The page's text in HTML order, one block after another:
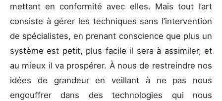
mettant en conformité avec elles. Mais tout l’art
consiste à gérer les techniques sans l’intervention
de spécialistes, en prenant conscience que plus un
système est petit, plus facile il sera à assimiler, et
au mieux il va prospérer. À nous de restreindre nos
idées de grandeur en veillant à ne pas nous
engouffrer dans des technologies qui nous